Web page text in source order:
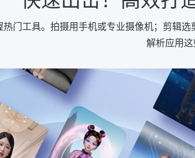
门工具。拍摄用手机或专业摄像机；剪辑
解析应用